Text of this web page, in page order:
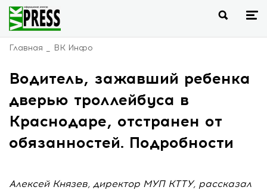
Главная ВК Инфо
Водитель, зажавший ребенка
дверью троллейбуса в
Краснодаре, отстранен от
обязанностей. Подробности
Алексей Князев, директор МУП КТТУ, рассказал